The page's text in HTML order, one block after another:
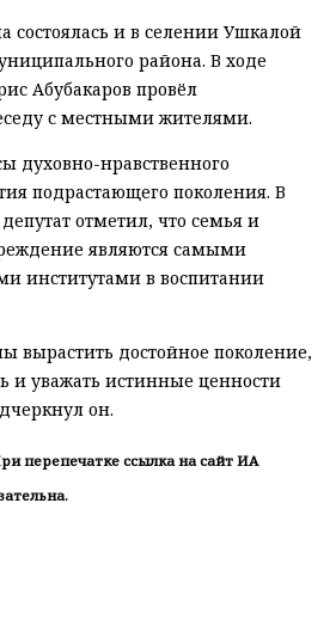
состоялась и в селении Ушкалой
района. В ходе
Абубакаров провёл
с местными жителями.
духовно-нравственного
подрастающего поколения. В
отметил, что семья и
являются самыми
институтами в воспитании
вырастить достойное поколение,
и уважать истинные ценности
он.
перепечатке ссылка на сайт ИА